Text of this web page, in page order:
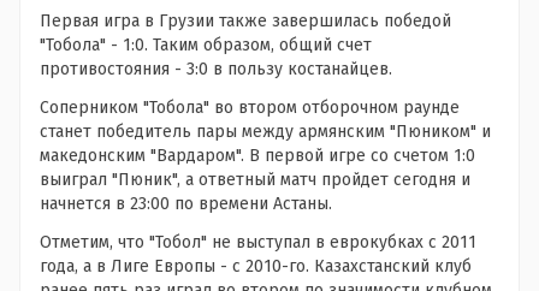
Первая игра в Грузии также завершилась победой
"Тобола" - 1:0. Таким образом, общий счет
противостояния - 3:0 в пользу костанайцев.
Соперником "Тобола" во втором отборочном раунде
станет победитель пары между армянским "Пюником" и
македонским "Вардаром". В первой игре со счетом 1:0
выиграл "Пюник", а ответный матч пройдет сегодня и
начнется в 23:00 по времени Астаны.
Отметим, что "Тобол" не выступал в еврокубках с 2011
года, а в Лиге Европы - с 2010-го. Казахстанский клуб